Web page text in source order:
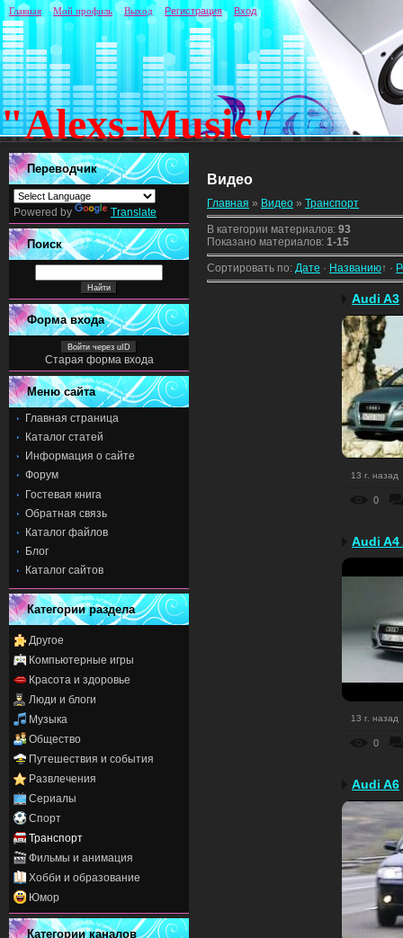
"Alexs-Music"
Главная Мой профиль Выход Регистрация Вход
Переводчик
Powered by Translate
Поиск
Форма входа
Войти через uID
Старая форма входа
Меню сайта
Главная страница
Каталог статей
Информация о сайте
Форум
Гостевая книга
Обратная связь
Каталог файлов
Блог
Каталог сайтов
Категории раздела
Другое
Компьютерные игры
Красота и здоровье
Люди и блоги
Музыка
Общество
Путешествия и события
Развлечения
Сериалы
Спорт
Транспорт
Фильмы и анимация
Хобби и образование
Юмор
Категории каналов
Видео
Главная » Видео » Транспорт
В категории материалов: 93
Показано материалов: 1-15
Сортировать по: Дате · Названию↑ ·
Audi A3
13 г. назад
0
Audi A4
13 г. назад
0
Audi A6